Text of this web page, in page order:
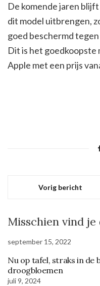
De komende jaren
dit model uitbrengen,
goed beschermd
Dit is het goedkoopste
Apple met een prijs
Vorig bericht
Misschien vind
september 15, 2022
Nu op tafel, straks in de
droogbloemen
juli 9, 2024